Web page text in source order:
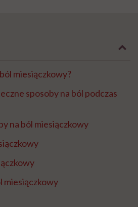
miesiączkowy?
sposoby na ból podczas
na ból miesiączkowy
miesiączkowy